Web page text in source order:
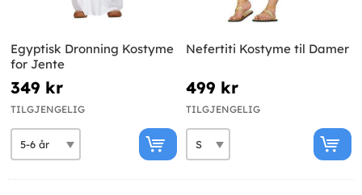
Egyptisk Dronning Kostyme
for Jente
349 kr
TILGJENGELIG
Nefertiti Kostyme til Damer
499 kr
TILGJENGELIG